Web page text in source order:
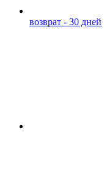
возврат - 30 дней